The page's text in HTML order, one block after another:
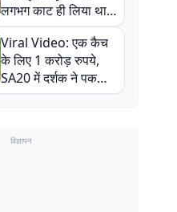
लगभग काट ही लिया था,
न्यूजीलैंड सीरीज से पहले
बाल-बाल बचे
Viral Video: एक कैच
के लिए 1 करोड़ रुपये,
SA20 में दर्शक ने पकड़ा
एक हाथ से गजब का कैच
विज्ञापन